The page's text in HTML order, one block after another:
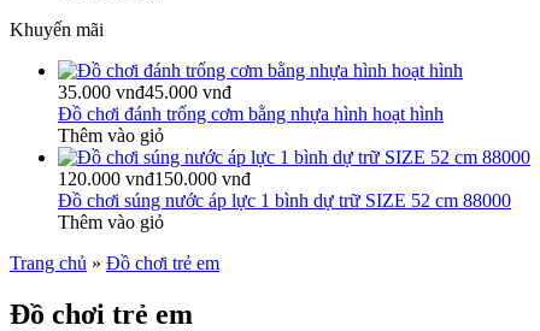
Khuyến mãi
35.000 vnđ45.000 vnđ
Đồ chơi đánh trống cơm bằng nhựa hình hoạt hình
Thêm vào giỏ
120.000 vnđ150.000 vnđ
Đồ chơi súng nước áp lực 1 bình dự trữ SIZE 52 cm 88000
Thêm vào giỏ
Trang chủ » Đồ chơi trẻ em
Đồ chơi trẻ em